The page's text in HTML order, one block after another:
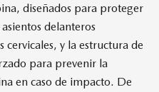
diseñados para proteger
delanteros
y la estructura de
para prevenir la
en caso de impacto. De